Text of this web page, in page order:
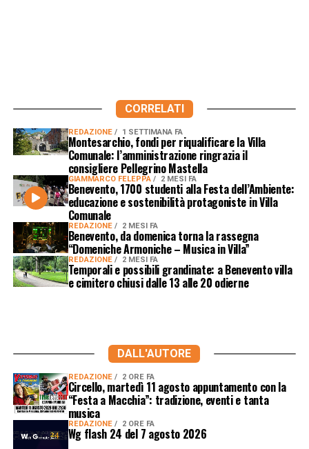
CORRELATI
REDAZIONE 1 SETTIMANA FA
Montesarchio, fondi per riqualificare la Villa
Comunale: l’amministrazione ringrazia il
consigliere Pellegrino Mastella
GIAMMARCO FELEPPA 2 MESI FA
Benevento, 1700 studenti alla Festa dell’Ambiente:
educazione e sostenibilità protagoniste in Villa
Comunale
REDAZIONE 2 MESI FA
Benevento, da domenica torna la rassegna
“Domeniche Armoniche – Musica in Villa”
REDAZIONE 2 MESI FA
Temporali e possibili grandinate: a Benevento villa
e cimitero chiusi dalle 13 alle 20 odierne
DALL'AUTORE
REDAZIONE 2 ORE FA
Circello, martedì 11 agosto appuntamento con la
“Festa a Macchia”: tradizione, eventi e tanta
musica
REDAZIONE 2 ORE FA
Wg flash 24 del 7 agosto 2026